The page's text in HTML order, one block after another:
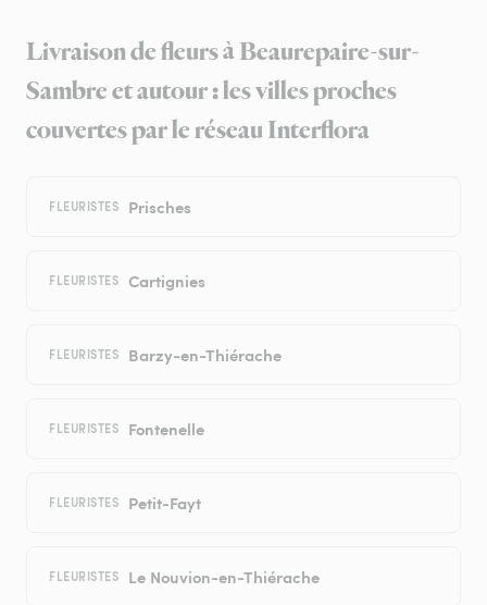
Livraison de fleurs à Beaurepaire-sur-
Sambre et autour : les villes proches
couvertes par le réseau Interflora
FLEURISTES Prisches
FLEURISTES Cartignies
FLEURISTES Barzy-en-Thiérache
FLEURISTES Fontenelle
FLEURISTES Petit-Fayt
FLEURISTES Le Nouvion-en-Thiérache